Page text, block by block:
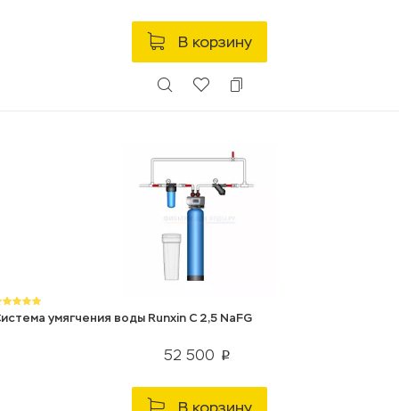
В корзину
умягчения воды Runxin C 2,5 NaFG
52 500 p